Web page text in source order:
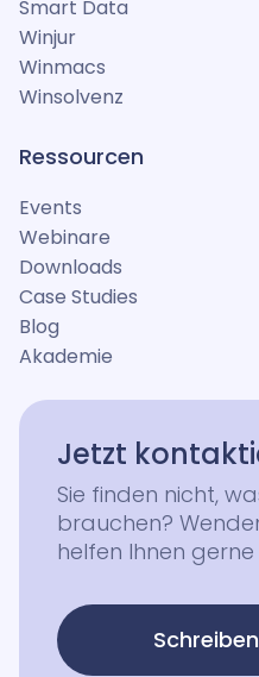
Smart Data
Winjur
Winmacs
Winsolvenz
Ressourcen
Events
Webinare
Downloads
Case Studies
Blog
Akademie
Jetzt
Sie finden nicht,
brauchen?
helfen Ihnen gerne